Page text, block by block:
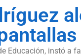
Educación, instó a